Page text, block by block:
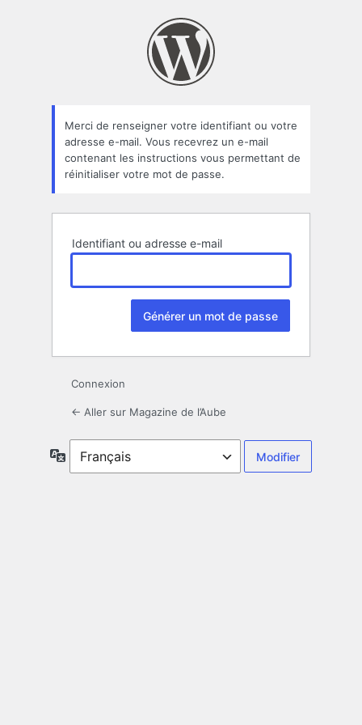
oublié
Merci de renseigner votre identifiant ou votre
adresse e-mail. Vous recevrez un e-mail
contenant les instructions vous permettant de
réinitialiser votre mot de passe.
Identifiant ou adresse e-mail
Connexion
← Aller sur Magazine de l’Aube
Langue